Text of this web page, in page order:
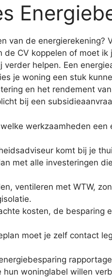
van de
CV koppelen of moet
verder helpen. Een
je woning een stuk
en het rendement
bij een
werkzaamheden een
komt bij je
met alle investeringen
ventileren met WTW,
kosten, de besparing
moet je zelf contact
hun woninglabel willen